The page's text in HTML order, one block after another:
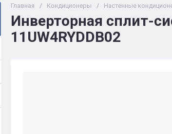
Главная / Кондиционеры / Настенные
Инверторная сплит-
11UW4RYDDB02